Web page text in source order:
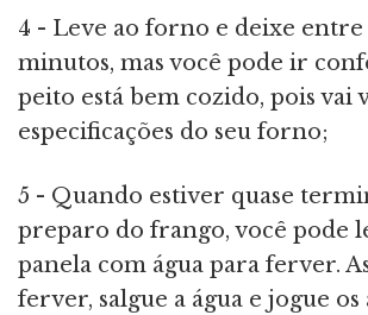
4 - Leve ao forno e deixe entre
minutos, mas você pode ir
peito está bem cozido, pois vai
especificações do seu forno;
5 - Quando estiver quase
preparo do frango, você pode
panela com água para ferver.
ferver, salgue a água e jogue os